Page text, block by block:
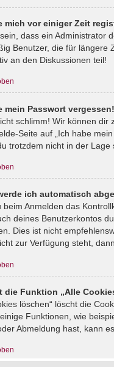
mich vor einiger Zeit
dass ein Administrator
Benutzer, die für längere
an den Diskussionen teil!
mein Passwort vergessen!
schlimm! Wir können
Seite auf „Ich habe
trotzdem nicht in der
ich automatisch
beim Anmelden das
deines Benutzerkontos
Dies ist nicht
zur Verfügung steht,
die Funktion „Alle
löschen“ löscht die
Funktionen, wie
Abmeldung hast, kann